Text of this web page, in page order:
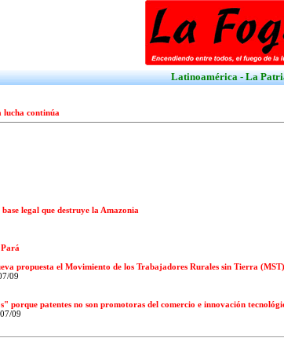
Latinoamérica - La
lucha continúa
legal que destruye la Amazonia
Pará
propuesta el Movimiento de los Trabajadores Rurales sin Tierra (MST)
09
porque patentes no son promotoras del comercio e innovación
09